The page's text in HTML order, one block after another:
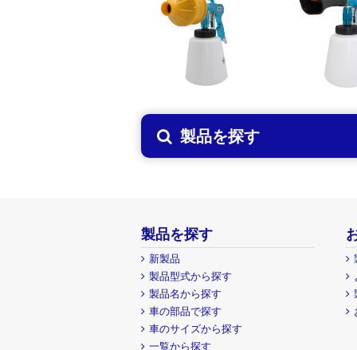
製品を探す
製品を探す
新製品
製品型式から探す
製品名から探す
車の部品で探す
車のサイズから探す
一覧から探す